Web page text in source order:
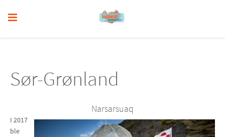
Sør-Grønland
Narsarsuaq
I 2017
ble